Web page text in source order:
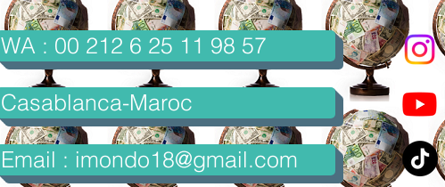
WA : 00 212 6 25 11 98 57
Casablanca-Maroc
Email : imondo18@gmail.com